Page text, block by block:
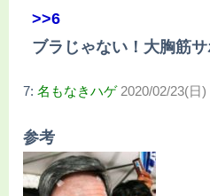
>>6
ブラじゃない！大胸筋サ
7: 名もなきハゲ 2020/02/23(日
参考